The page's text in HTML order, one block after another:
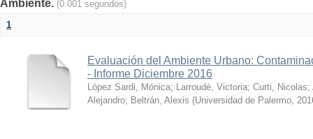
Ambiente. (0.001 segundos)
1
Evaluación del Ambiente Urbano:
- Informe Diciembre 2016
López Sardi, Mónica; Larroudé, Victoria; Curti, Nicolas;
Alejandro; Beltrán, Alexis (Universidad de Palermo,